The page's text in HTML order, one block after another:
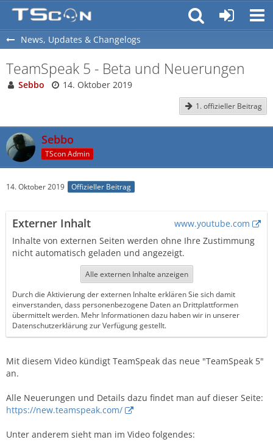
News, Updates & Changelogs
TeamSpeak 5 - Beta und Neuerungen
Sebbo 14. Oktober 2019
1. offizieller Beitrag
Sebbo
TScon Admin
14. Oktober 2019 Offizieller Beitrag
Externer Inhalt
www.youtube.com
Inhalte von externen Seiten werden ohne Ihre Zustimmung
nicht automatisch geladen und angezeigt.
Alle externen Inhalte anzeigen
Durch die Aktivierung der externen Inhalte erklären Sie sich damit
einverstanden, dass personenbezogene Daten an Drittplattformen
übermittelt werden. Mehr Informationen dazu haben wir in unserer
Datenschutzerklärung zur Verfügung gestellt.
Mit diesem Video kündigt TeamSpeak das neue "TeamSpeak 5"
an.
Alle Neuerungen und Details dazu findet man auf dieser Seite:
https://new.teamspeak.com/
Unter anderem sieht man im Video folgendes: